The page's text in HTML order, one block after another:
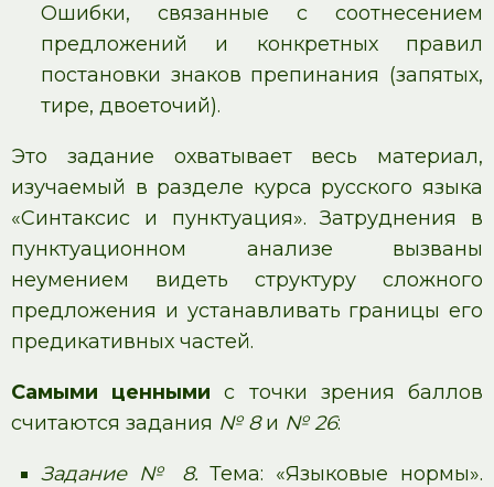
Ошибки, связанные с соотнесением
предложений и конкретных правил
постановки знаков препинания (запятых,
тире, двоеточий).
Это задание охватывает весь материал,
изучаемый в разделе курса русского языка
«Синтаксис и пунктуация». Затруднения в
пунктуационном анализе вызваны
неумением видеть структуру сложного
предложения и устанавливать границы его
предикативных частей.
Самыми ценными с точки зрения баллов
считаются задания № 8и № 26:
Задание № 8.Тема: «Языковые нормы».